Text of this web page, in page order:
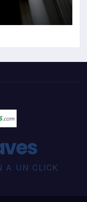
A UN CLICK